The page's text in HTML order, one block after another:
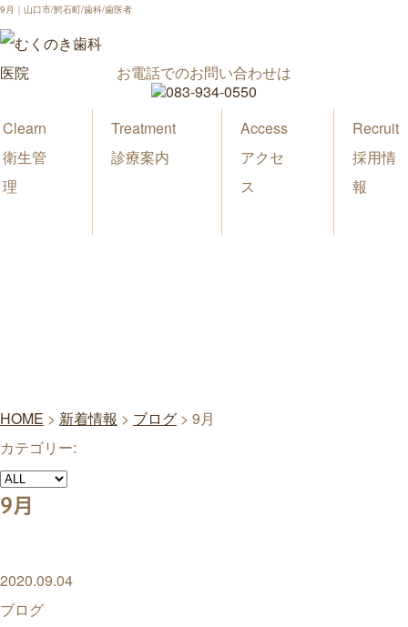
9月｜山口市/鰐石町/歯科/歯医者
お電話でのお問い合わせは
Clearn
衛生管
理
Treatment
診療案内
Access
アクセ
ス
Recruit
採用情
報
HOME > 新着情報 > ブログ > 9月
カテゴリー:
9月
2020.09.04
ブログ